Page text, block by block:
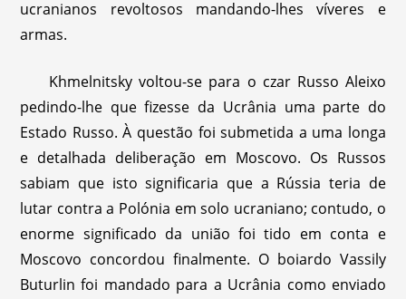
ucranianos revoltosos mandando-lhes víveres e
armas.
Khmelnitsky voltou-se para o czar Russo Aleixo
pedindo-lhe que fizesse da Ucrânia uma parte do
Estado Russo. À questão foi submetida a uma longa
e detalhada deliberação em Moscovo. Os Russos
sabiam que isto significaria que a Rússia teria de
lutar contra a Polónia em solo ucraniano; contudo, o
enorme significado da união foi tido em conta e
Moscovo concordou finalmente. O boiardo Vassily
Buturlin foi mandado para a Ucrânia como enviado